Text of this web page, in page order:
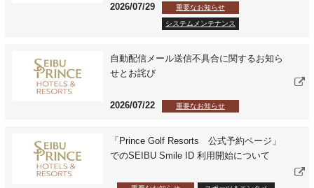
2026/07/29 重要なお知らせ
システムメンテナンス
自動配信メール送信不具合に関するお知ら
せとお詫び
2026/07/22 重要なお知らせ
「Prince Golf Resorts 公式予約ページ」
でのSEIBU Smile ID 利用開始について